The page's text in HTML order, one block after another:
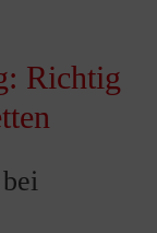
Richtig